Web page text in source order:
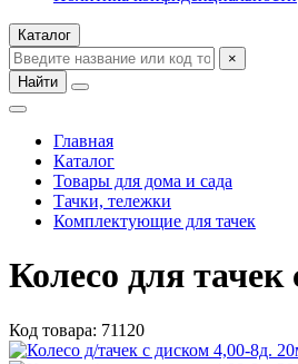
Каталог
×
Найти
Главная
Каталог
Товары для дома и сада
Тачки, тележки
Комплектующие для тачек
Колесо для
Код товара: 71120